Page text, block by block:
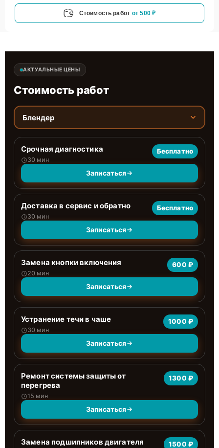
Стоимость работ от 500 ₽
АКТУАЛЬНЫЕ ЦЕНЫ
Стоимость работ
Блендер
Срочная диагностика
30 мин
Бесплатно
Записаться
Доставка в сервис и обратно
30 мин
Бесплатно
Записаться
Замена кнопки включения
20 мин
600 ₽
Записаться
Устранение течи в чаше
30 мин
1000 ₽
Записаться
Ремонт системы защиты от
перегрева
15 мин
1300 ₽
Записаться
Замена подшипников двигателя 1500 ₽